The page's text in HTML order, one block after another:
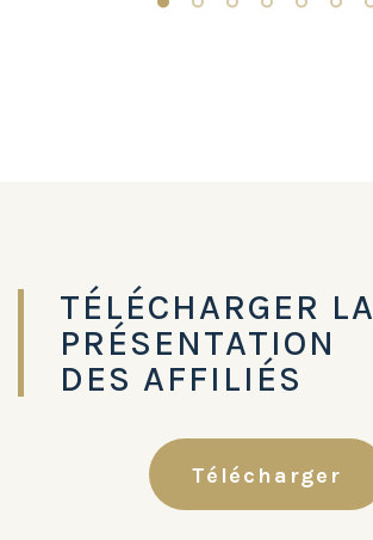
TÉLÉCHARGER LA
PRÉSENTATION
DES AFFILIÉS
Télécharger